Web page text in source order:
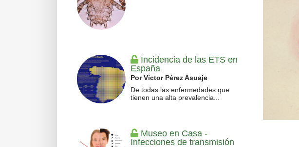
Incidencia de las ETS en
España
Por Víctor Pérez Asuaje
De todas las enfermedades que
tienen una alta prevalencia...
Museo en Casa -
Infecciones de transmisión